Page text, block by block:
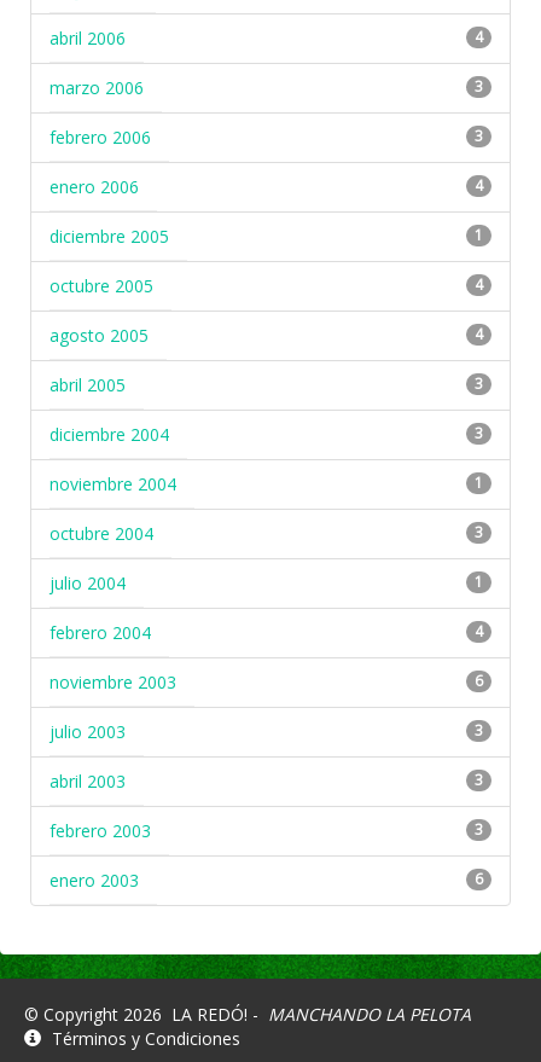
abril 2006 4
marzo 2006 3
febrero 2006 3
enero 2006 4
diciembre 2005 1
octubre 2005 4
agosto 2005 4
abril 2005 3
diciembre 2004 3
noviembre 2004 1
octubre 2004 3
julio 2004 1
febrero 2004 4
noviembre 2003 6
julio 2003 3
abril 2003 3
febrero 2003 3
enero 2003 6
© Copyright 2026 LA REDÓ! - MANCHANDO LA PELOTA
Términos y Condiciones